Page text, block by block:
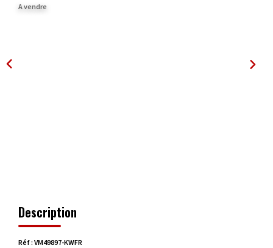
A vendre
Description
Réf : VM49897-KWFR